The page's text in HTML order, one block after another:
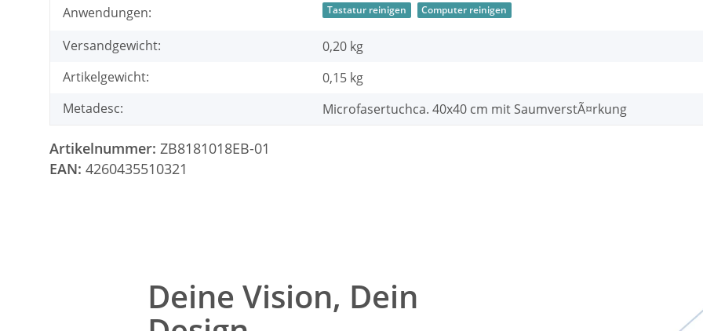
Produkteigenschaft
Wert
Anwendungen: Tastatur reinigen Computer reinigen
Versandgewicht:
0,20 kg
Artikelgewicht:
0,15 kg
Metadesc:
Microfasertuchca. 40x40 cm mit SaumverstÃ¤rkung
Artikelnummer: ZB8181018EB-01
EAN: 4260435510321
Deine Vision, Dein